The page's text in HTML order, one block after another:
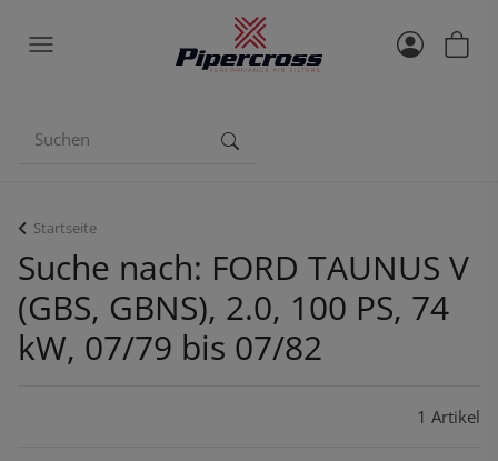
Startseite
Suche nach: FORD TAUNUS V
(GBS, GBNS), 2.0, 100 PS, 74
kW, 07/79 bis 07/82
1 Artikel